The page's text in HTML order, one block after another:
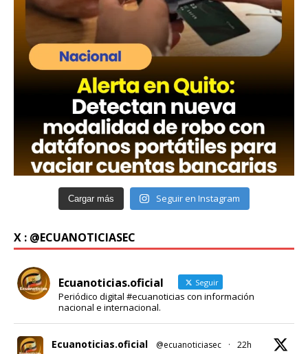
Cargar más Seguir en Instagram
X : @ECUANOTICIASEC
Ecuanoticias.oficial Seguir
Periódico digital #ecuanoticias con información
nacional e internacional.
Ecuanoticias.oficial @ecuanoticiasec · 22h